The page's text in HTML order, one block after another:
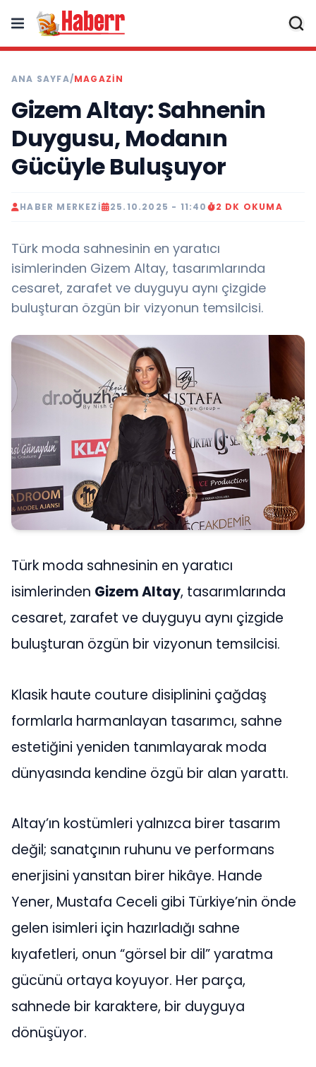
ANA SAYFA/MAGAZIN
Gizem Altay: Sahnenin
Duygusu, Modanın
Gücüyle Buluşuyor
HABER MERKEZI 25.10.2025 - 11:40 2 DK OKUMA
Türk moda sahnesinin en yaratıcı
isimlerinden Gizem Altay, tasarımlarında
cesaret, zarafet ve duyguyu aynı çizgide
buluşturan özgün bir vizyonun temsilcisi.
Türk moda sahnesinin en yaratıcı
isimlerinden Gizem Altay, tasarımlarında
cesaret, zarafet ve duyguyu aynı çizgide
buluşturan özgün bir vizyonun temsilcisi.
Klasik haute couture disiplinini çağdaş
formlarla harmanlayan tasarımcı, sahne
estetiğini yeniden tanımlayarak moda
dünyasında kendine özgü bir alan yarattı.
Altay’ın kostümleri yalnızca birer tasarım
değil; sanatçının ruhunu ve performans
enerjisini yansıtan birer hikâye. Hande
Yener, Mustafa Ceceli gibi Türkiye’nin önde
gelen isimleri için hazırladığı sahne
kıyafetleri, onun “görsel bir dil” yaratma
gücünü ortaya koyuyor. Her parça,
sahnede bir karaktere, bir duyguya
dönüşüyor.